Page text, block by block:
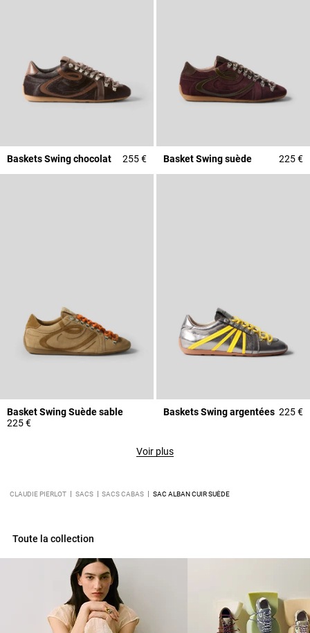
Baskets Swing chocolat 255 € Basket Swing suède 225 €
Basket Swing Suède sable
225 €
Baskets Swing argentées 225 €
Voir plus
CLAUDIE PIERLOT SACS SACS CABAS SAC ALBAN CUIR SUÈDE
Toute la collection